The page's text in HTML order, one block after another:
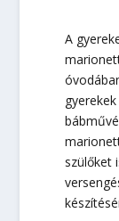
A
szülőket